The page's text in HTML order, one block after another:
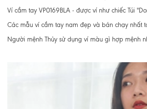
Ví cầm tay VP0169BLA - được ví như chiếc Túi
Các mẫu ví cầm tay nam đẹp và bán chạy nhất
Người mệnh Thủy sử dụng ví màu gì hợp mệnh